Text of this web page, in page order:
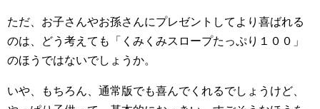
ただ、お子さんやお孫さんにプレゼントしてより喜ばれる
のは、どう考えても「くみくみスロープたっぷり１００」
のほうではないでしょうか。
いや、もちろん、通常版でも喜んでくれるでしょうけど、